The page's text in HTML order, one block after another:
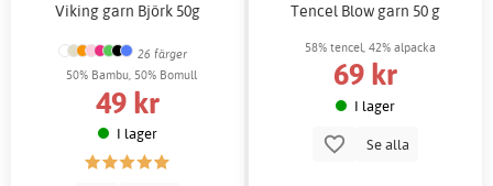
Viking garn Björk 50g
26 färger
50% Bambu, 50% Bomull
49 kr
I lager
Tencel Blow garn 50 g
58% tencel, 42% alpacka
69 kr
I lager
Se alla